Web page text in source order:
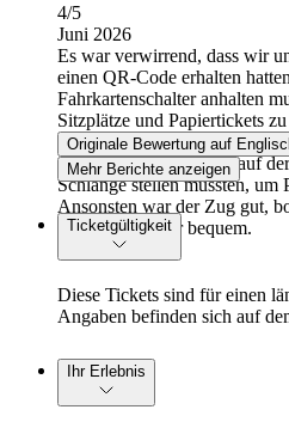
4/5
Juni 2026
Es war verwirrend, dass wir
einen QR-Code erhalten
Fahrkartenschalter anhalten
Sitzplätze und Papiertickets
die Drehkreuze gelangen
uns nach dem Online-Kauf
Schlange stellen müssten, um
Ansonsten war der Zug gut,
Gepäck und war bequem.
Originale Bewertung auf
Mehr Berichte anzeigen
Ticketgültigkeit
Diese Tickets sind für einen
Angaben befinden sich auf
Ihr Erlebnis